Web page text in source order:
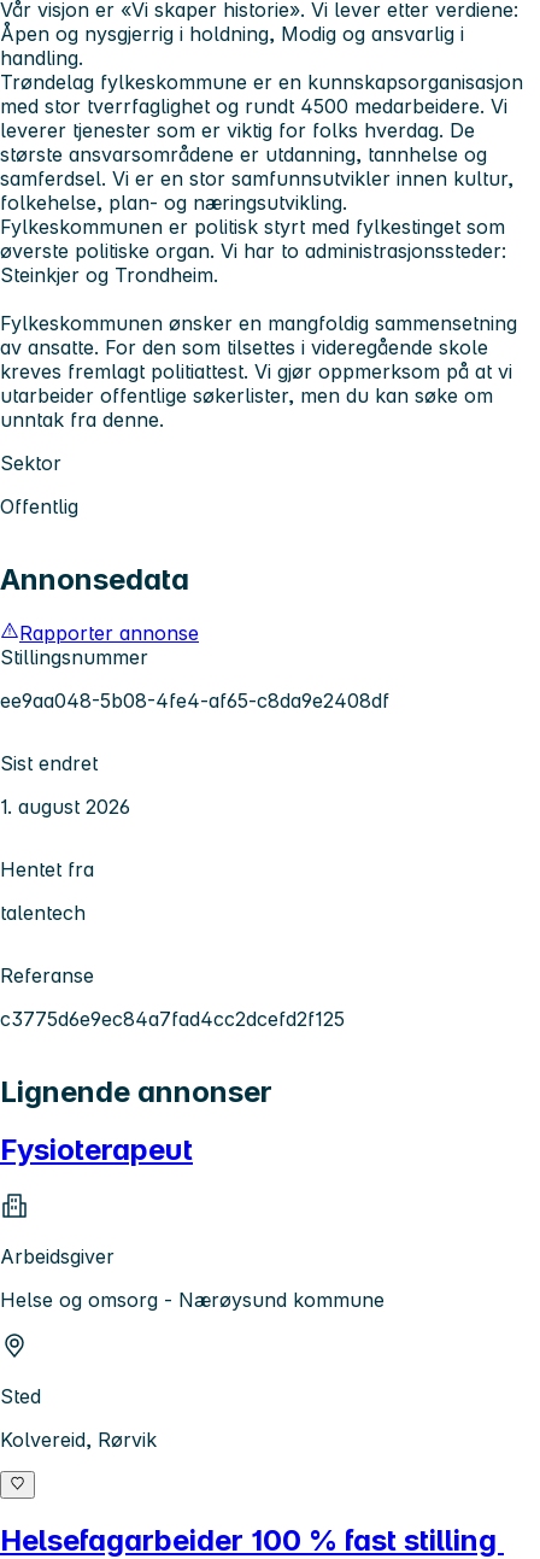
Vår visjon er «Vi skaper historie». Vi lever etter verdiene:
Åpen og nysgjerrig i holdning, Modig og ansvarlig i
handling.
Trøndelag fylkeskommune er en kunnskapsorganisasjon
med stor tverrfaglighet og rundt 4500 medarbeidere. Vi
leverer tjenester som er viktig for folks hverdag. De
største ansvarsområdene er utdanning, tannhelse og
samferdsel. Vi er en stor samfunnsutvikler innen kultur,
folkehelse, plan- og næringsutvikling.
Fylkeskommunen er politisk styrt med fylkestinget som
øverste politiske organ. Vi har to administrasjonssteder:
Steinkjer og Trondheim.
Fylkeskommunen ønsker en mangfoldig sammensetning
av ansatte. For den som tilsettes i videregående skole
kreves fremlagt politiattest. Vi gjør oppmerksom på at vi
utarbeider offentlige søkerlister, men du kan søke om
unntak fra denne.
Sektor
Offentlig
Annonsedata
Rapporter annonse
Stillingsnummer
ee9aa048-5b08-4fe4-af65-c8da9e2408df
Sist endret
1. august 2026
Hentet fra
talentech
Referanse
c3775d6e9ec84a7fad4cc2dcefd2f125
Lignende annonser
Fysioterapeut
Arbeidsgiver
Helse og omsorg - Nærøysund kommune
Sted
Kolvereid, Rørvik
Helsefagarbeider 100 % fast stilling